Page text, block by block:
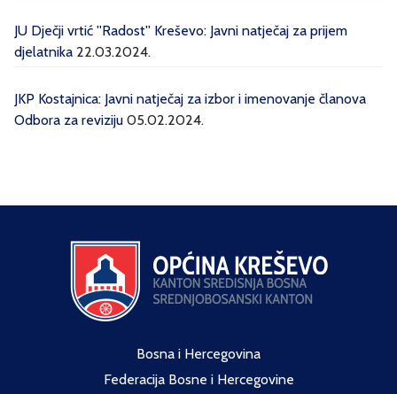
JU Dječji vrtić ''Radost'' Kreševo: Javni natječaj za prijem
djelatnika 22.03.2024.
JKP Kostajnica: Javni natječaj za izbor i imenovanje članova
Odbora za reviziju 05.02.2024.
Bosna i Hercegovina
Federacija Bosne i Hercegovine